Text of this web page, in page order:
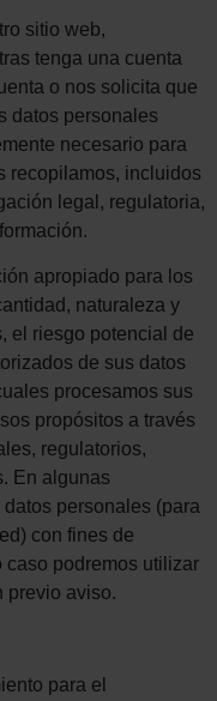
sitio web,
tenga una cuenta
o nos solicita que
datos personales
necesario para
recopilamos, incluidos
legal, regulatoria,
apropiado para los
naturaleza y
el riesgo potencial de
de sus datos
procesamos sus
propósitos a través
regulatorios,
En algunas
personales (para
con fines de
caso podremos utilizar
previo aviso.
para el